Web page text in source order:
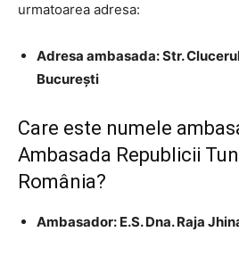
urmatoarea adresa:
Adresa ambasada: Str.
Bucureşti
Care este numele
Ambasada Republicii
România?
Ambasador: E.S. Dna. Raja